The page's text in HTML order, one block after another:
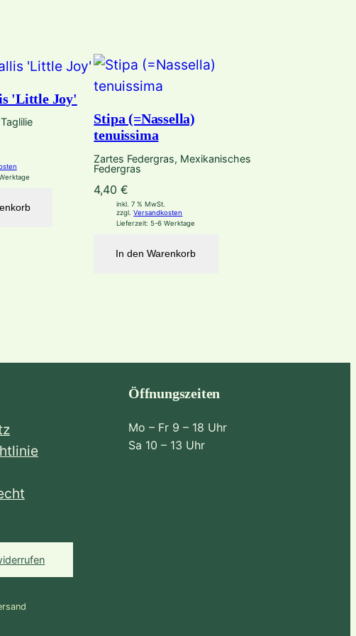
'Little Joy'
Stipa (=Nassella)
tenuissima
Zartes Federgras, Mexikanisches
Federgras
4,40€
inkl. 7 % MwSt.
zzgl.Versandkosten
Lieferzeit:5-6 Werktage
In den Warenkorb
Öffnungszeiten
Mo – Fr 9 – 18 Uhr
Sa 10 – 13 Uhr